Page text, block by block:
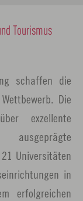
Tourismus
schaffen die
Die
exzellente
Universitäten
in
erfolgreichen